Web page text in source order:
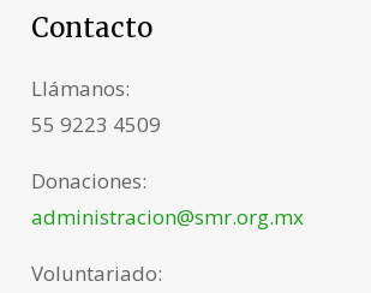
Contacto
Llámanos:
55 9223 4509
Donaciones:
administracion@smr.org.mx
Voluntariado: